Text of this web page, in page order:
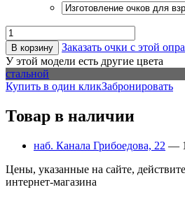
В корзину
Заказать очки с этой
У этой модели есть другие цвета
стальной
Купить в один кликЗабронировать
Товар в наличии
наб. Канала Грибоедова, 22 —
Цены, указанные на сайте,
интернет-магазина